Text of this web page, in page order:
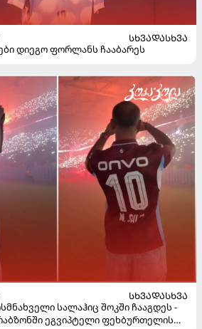
ᲡᲮᲕᲐᲓᲐᲡᲮᲕᲐ
დიეგო ფორლანს ჩააბარეს
ᲡᲮᲕᲐᲓᲐᲡᲮᲕᲐ
სალაჰიც შოკში ჩააგდეს -
ეგვიპტელი ფეხბურთელის